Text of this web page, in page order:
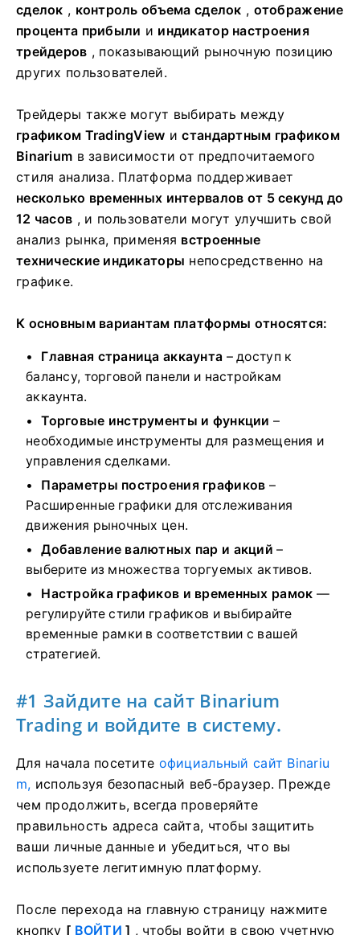
сделок , контроль объема сделок , отображение
процента прибыли и индикатор настроения
трейдеров , показывающий рыночную позицию
других пользователей.
Трейдеры также могут выбирать между
графиком TradingView истандартным графиком
Binarium в зависимости от предпочитаемого
стиля анализа. Платформа поддерживает
несколько временных интервалов от 5 секунд до
12 часов , и пользователи могут улучшить свой
анализ рынка, применяя встроенные
технические индикаторы непосредственно на
графике.
К основным вариантам платформы относятся:
Главная страница аккаунта – доступ к
балансу, торговой панели и настройкам
аккаунта.
Торговые инструменты и функции –
необходимые инструменты для размещения и
управления сделками.
Параметры построения графиков –
Расширенные графики для отслеживания
движения рыночных цен.
Добавление валютных пар и акций –
выберите из множества торгуемых активов.
Настройка графиков и временных рамок —
регулируйте стили графиков и выбирайте
временные рамки в соответствии с вашей
стратегией.
#1 Зайдите на сайт Binarium
Trading и войдите в систему.
Для начала посетите официальный сайт Binariu
m, используя безопасный веб-браузер. Прежде
чем продолжить, всегда проверяйте
правильность адреса сайта, чтобы защитить
ваши личные данные и убедиться, что вы
используете легитимную платформу.
После перехода на главную страницу нажмите
кнопку [ ВОЙТИ ] , чтобы войти в свою учетную